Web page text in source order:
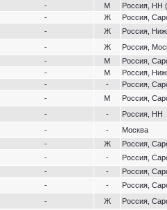
- М
Россия, НН
- Ж
Россия,
- Ж
Россия,
- Ж
Россия,
- М
Россия,
- М
Россия,
- -
Россия,
- М
Россия,
- -
Россия, HH
- -
Москва
- Ж
Россия,
- -
Россия,
- -
Россия,
- -
Россия,
- Ж
Россия,